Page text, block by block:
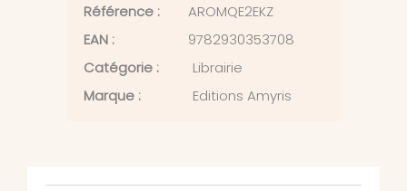
Référence :
AROMQE2EKZ
EAN :
9782930353708
Catégorie :
Librairie
Marque :
Editions Amyris